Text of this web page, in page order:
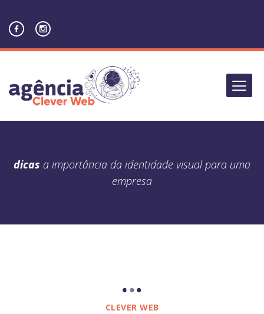
dicas a importância da identidade visual para uma
empresa
CLEVER WEB